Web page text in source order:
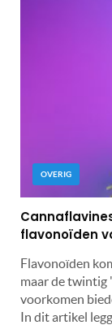
OVERIG
flavonoïden
Flavonoïden
maar de twintig
voorkomen
In dit artikel